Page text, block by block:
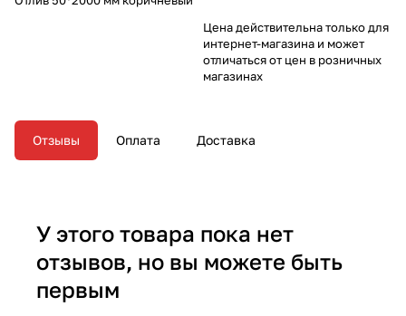
Цена действительна только для
интернет-магазина и может
отличаться от цен в розничных
магазинах
Отзывы Оплата Доставка
У этого товара пока нет
отзывов, но вы можете быть
первым